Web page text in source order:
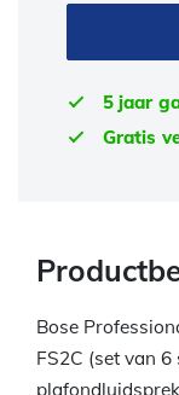
5 jaar
Gratis
Bose
FS2C (set van